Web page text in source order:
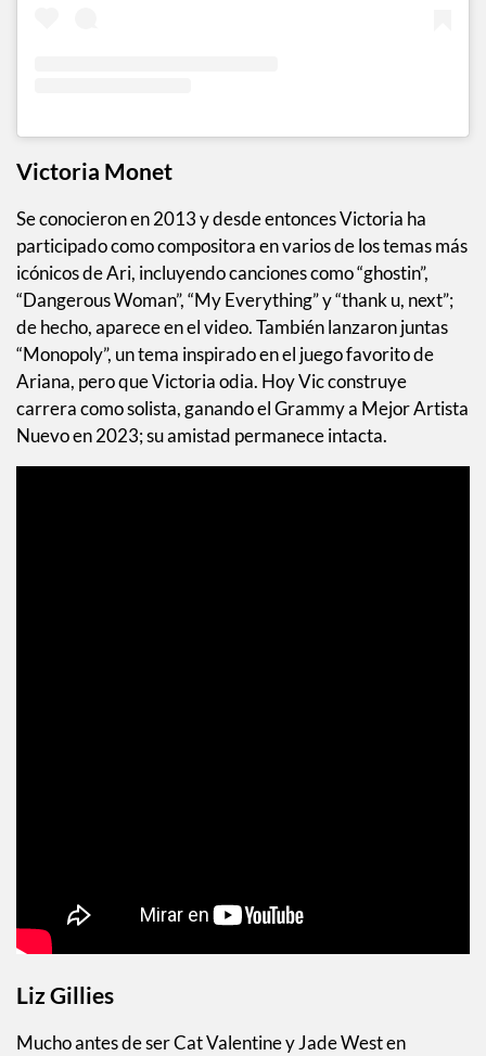
Victoria Monet
Se conocieron en 2013 y desde entonces Victoria ha
participado como compositora en varios de los temas más
icónicos de Ari, incluyendo canciones como “ghostin”,
“Dangerous Woman”, “My Everything” y “thank u, next”;
de hecho, aparece en el video. También lanzaron juntas
“Monopoly”, un tema inspirado en el juego favorito de
Ariana, pero que Victoria odia. Hoy Vic construye
carrera como solista, ganando el Grammy a Mejor Artista
Nuevo en 2023; su amistad permanece intacta.
Liz Gillies
Mucho antes de ser Cat Valentine y Jade West en